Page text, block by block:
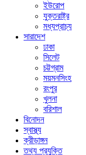
ইউরোপ
যুক্তরাষ্ট্র
মধ্যপ্রাচ্য
সারাদেশ
ঢাকা
সিলেট
চট্টগ্রাম
ময়মনসিংহ
রংপুর
খুলনা
বরিশাল
বিনোদন
স্বাস্থ্য
ক্রীড়াঙ্গন
তথ্য প্রযুক্তি